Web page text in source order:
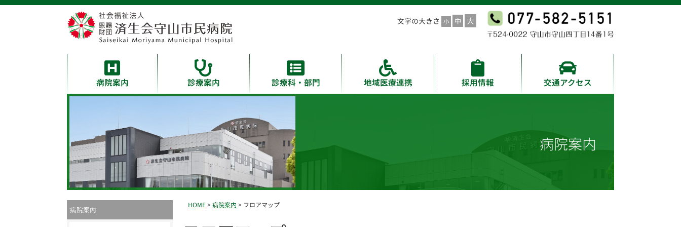
文字の大きさ
病院案内 診療案内 診療科・部門 地域医療連携 採用情報 交通アクセス
病院案内
HOME>病院案内 > フロアマップ
病院案内